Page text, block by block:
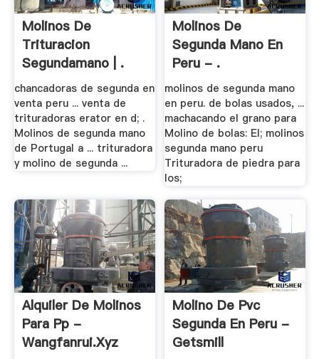
Molinos De
Trituracion
Segundamano | .
chancadoras de segunda en
venta peru ... venta de
trituradoras erator en d; .
Molinos de segunda mano
de Portugal a ... trituradora
y molino de segunda ...
Molinos De
Segunda Mano En
Peru - .
molinos de segunda mano
en peru. de bolas usados, ...
machacando el grano para
Molino de bolas: El; molinos
segunda mano peru
Trituradora de piedra para
los;
Alquiler De Molinos
Para Pp -
Wangfanrui.xyz
Molino De Pvc
Segunda En Peru -
Getsmill